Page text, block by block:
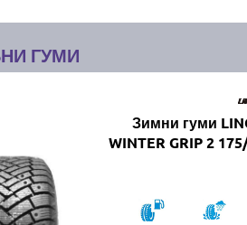
ГУМИ
Зимни гуми
WINTER GRIP 2